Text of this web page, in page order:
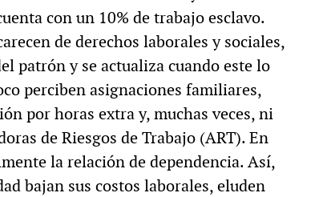
con un 10% de trabajo esclavo.
de derechos laborales y sociales,
patrón y se actualiza cuando este lo
perciben asignaciones familiares,
por horas extra y, muchas veces, ni
de Riesgos de Trabajo (ART). En
la relación de dependencia. Así,
bajan sus costos laborales, eluden